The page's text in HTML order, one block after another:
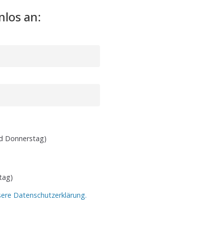
an:
Donnerstag)
Datenschutzerklärung.